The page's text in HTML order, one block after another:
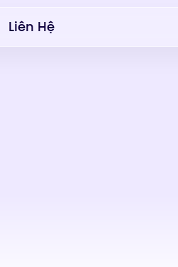
Liên Hệ